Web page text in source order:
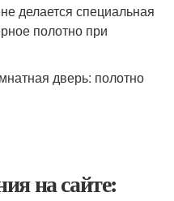
делается специальная
полотно при
дверь: полотно
на сайте: